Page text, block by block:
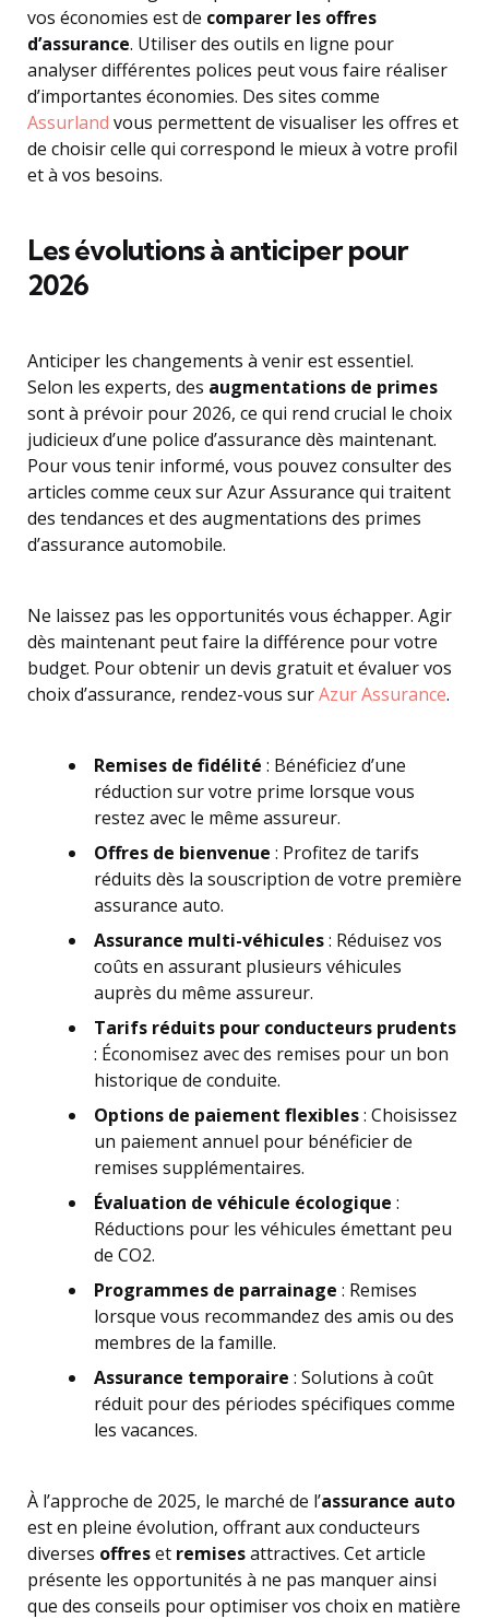
vos économies est de comparer les offres
d’assurance. Utiliser des outils en ligne pour
analyser différentes polices peut vous faire réaliser
d’importantes économies. Des sites comme
Assurland vous permettent de visualiser les offres et
de choisir celle qui correspond le mieux à votre profil
et à vos besoins.
Les évolutions à anticiper pour
2026
Anticiper les changements à venir est essentiel.
Selon les experts, des augmentations de primes
sont à prévoir pour 2026, ce qui rend crucial le choix
judicieux d’une police d’assurance dès maintenant.
Pour vous tenir informé, vous pouvez consulter des
articles comme ceux sur Azur Assurance qui traitent
des tendances et des augmentations des primes
d’assurance automobile.
Ne laissez pas les opportunités vous échapper. Agir
dès maintenant peut faire la différence pour votre
budget. Pour obtenir un devis gratuit et évaluer vos
choix d’assurance, rendez-vous surAzur Assurance.
Remises de fidélité : Bénéficiez d’une
réduction sur votre prime lorsque vous
restez avec le même assureur.
Offres de bienvenue : Profitez de tarifs
réduits dès la souscription de votre première
assurance auto.
Assurance multi-véhicules: Réduisez vos
coûts en assurant plusieurs véhicules
auprès du même assureur.
Tarifs réduits pour conducteurs prudents
: Économisez avec des remises pour un bon
historique de conduite.
Options de paiement flexibles: Choisissez
un paiement annuel pour bénéficier de
remises supplémentaires.
Évaluation de véhicule écologique :
Réductions pour les véhicules émettant peu
de CO2.
Programmes de parrainage : Remises
lorsque vous recommandez des amis ou des
membres de la famille.
Assurance temporaire : Solutions à coût
réduit pour des périodes spécifiques comme
les vacances.
À l’approche de 2025, le marché de l’assurance auto
est en pleine évolution, offrant aux conducteurs
diverses offreset remisesattractives. Cet article
présente les opportunités à ne pas manquer ainsi
que des conseils pour optimiser vos choix en matière